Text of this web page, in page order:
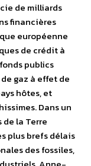
de milliards
financières
européenne
de crédit à
publics
gaz à effet de
hôtes, et
Dans un
la Terre
plus brefs délais
des fossiles,